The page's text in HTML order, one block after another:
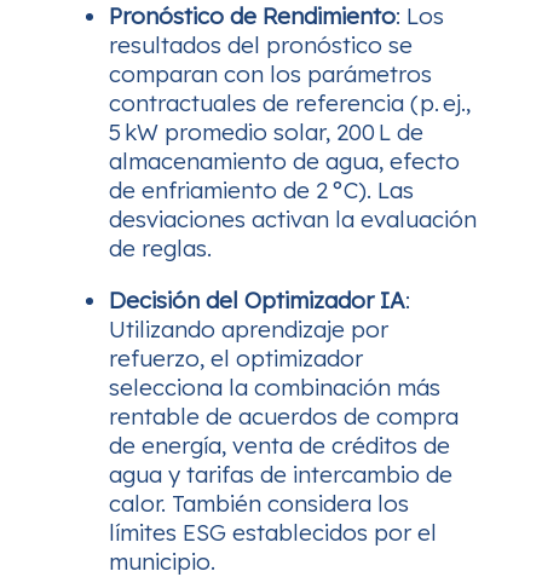
Pronóstico de Rendimiento: Los
resultados del pronóstico se
comparan con los parámetros
contractuales de referencia (p. ej.,
5 kW promedio solar, 200 L de
almacenamiento de agua, efecto
de enfriamiento de 2 °C). Las
desviaciones activan la evaluación
de reglas.
Decisión del Optimizador IA:
Utilizando aprendizaje por
refuerzo, el optimizador
selecciona la combinación más
rentable de acuerdos de compra
de energía, venta de créditos de
agua y tarifas de intercambio de
calor. También considera los
límites ESG establecidos por el
municipio.